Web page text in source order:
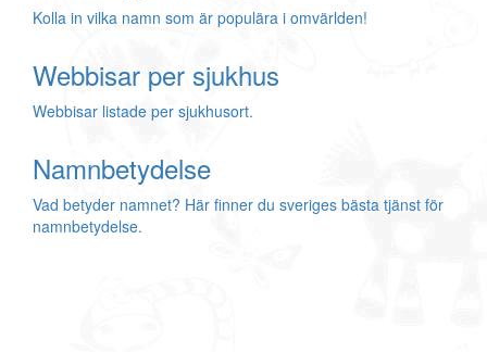
Kolla in vilka namn som är populära i omvärlden!
Webbisar per sjukhus
Webbisar listade per sjukhusort.
Namnbetydelse
Vad betyder namnet? Här finner du sveriges bästa tjänst för
namnbetydelse.